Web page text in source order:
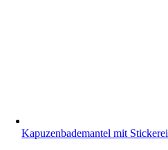
Kapuzenbademantel mit Stickerei